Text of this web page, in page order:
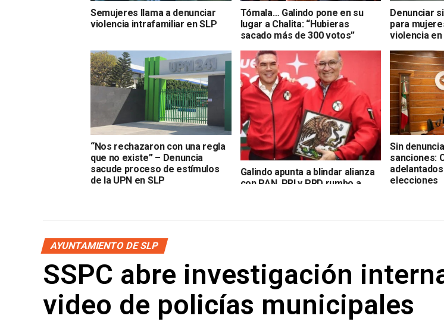
Semujeres llama a denunciar
violencia intrafamiliar en SLP
Tómala… Galindo pone en su
lugar a Chalita: “Hubieras
sacado más de 300 votos”
Denunciar
para
violencia en
“Nos rechazaron con una regla
que no existe” – Denuncia
sacude proceso de estímulos
de la UPN en SLP
Galindo apunta a blindar alianza
con PAN, PRI y PRD rumbo a
Sin
sanciones:
elecciones
AYUNTAMIENTO DE SLP
SSPC abre investigación
video de policías municipales